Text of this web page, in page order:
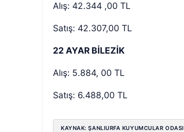
Alış: 42.344 ,00 TL
Satış: 42.307,00 TL
22 AYAR BİLEZİK
Alış: 5.884, 00 TL
Satış: 6.488,00 TL
KAYNAK: ŞANLIURFA KUYUMCULAR ODASI